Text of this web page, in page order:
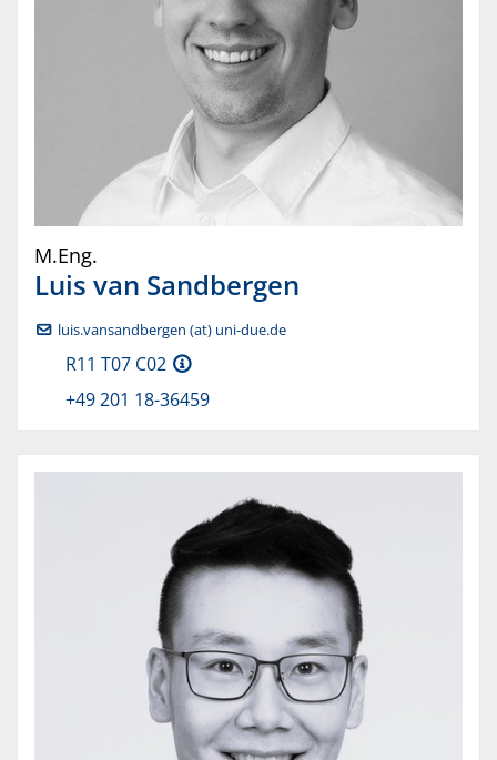
M.Eng.
Luis van Sandbergen
luis.vansandbergen (at) uni-due.de
R11 T07 C02
+49 201 18-36459